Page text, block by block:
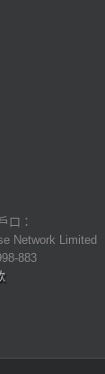
口：
Network Limited
883